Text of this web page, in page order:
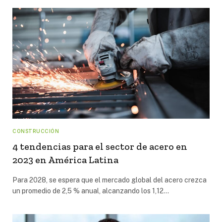
CONSTRUCCIÓN
4 tendencias para el sector de acero en
2023 en América Latina
Para 2028, se espera que el mercado global del acero crezca
un promedio de 2,5 % anual, alcanzando los 1,12…